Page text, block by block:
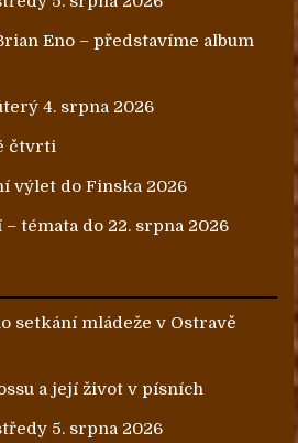
Eno – představíme album
4. srpna 2026
čtvrti
výlet do Finska 2026
témata do 22. srpna 2026
setkání mládeže v Ostravě
a její život v písních
5. srpna 2026